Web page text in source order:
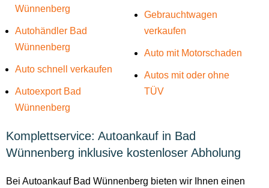
Wünnenberg
Autohändler Bad
Wünnenberg
Auto schnell verkaufen
Autoexport Bad
Wünnenberg
Gebrauchtwagen
verkaufen
Auto mit Motorschaden
Autos mit oder ohne
TÜV
Komplettservice: Autoankauf in Bad
Wünnenberg inklusive kostenloser Abholung
Bei Autoankauf Bad Wünnenberg bieten wir Ihnen einen